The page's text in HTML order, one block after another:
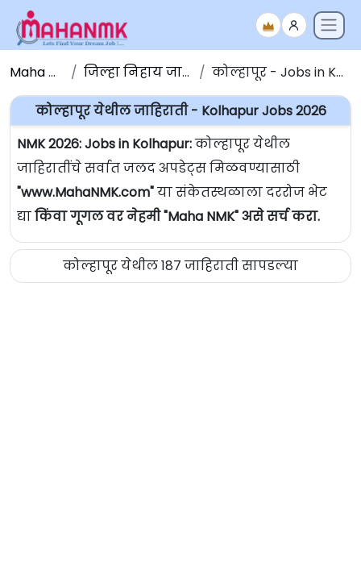
Maha NMK जिल्हा निहाय जाहिराती कोल्हापूर - Jobs in Kolhapur
कोल्हापूर येथील जाहिराती - Kolhapur Jobs 2026
NMK 2026: Jobs in Kolhapur:कोल्हापूर येथील
जाहिरातींचे सर्वात जलद अपडेट्स मिळवण्यासाठी
"www.MahaNMK.com"या संकेतस्थळाला दररोज भेट
द्याकिंवा गूगल वर नेहमी "Maha NMK" असे सर्च करा.
कोल्हापूर येथील 187 जाहिराती सापडल्या